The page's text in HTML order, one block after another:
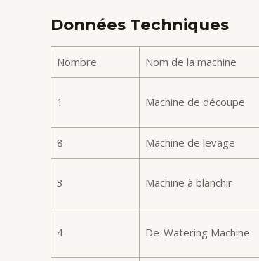
Données Techniques
Nombre Nom de la machine
1 Machine de découpe
8 Machine de levage
3 Machine à blanchir
4 De-Watering Machine